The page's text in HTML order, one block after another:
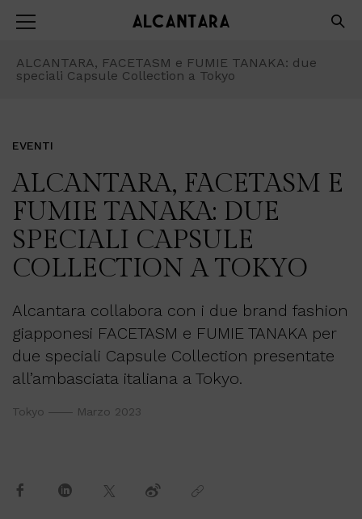
ALCANTARA, FACETASM e FUMIE TANAKA: due
speciali Capsule Collection a Tokyo
EVENTI
ALCANTARA, FACETASM E
FUMIE TANAKA: DUE
SPECIALI CAPSULE
COLLECTION A TOKYO
Alcantara collabora con i due brand fashion
giapponesi FACETASM e FUMIE TANAKA per
due speciali Capsule Collection presentate
all’ambasciata italiana a Tokyo.
Tokyo Marzo 2023